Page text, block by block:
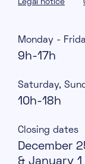
Legal notice
Monday -
9h-17h
Saturday,
10h-18h
Closing dates
December
& January 1